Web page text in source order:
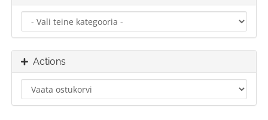
Actions